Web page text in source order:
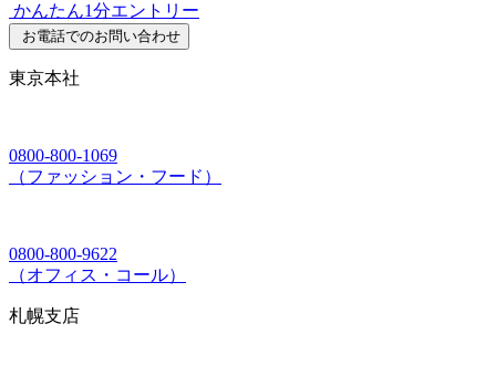
かんたん1分エントリー
お電話でのお問い合わせ
東京本社
0800-800-1069
（ファッション・フード）
0800-800-9622
（オフィス・コール）
札幌支店